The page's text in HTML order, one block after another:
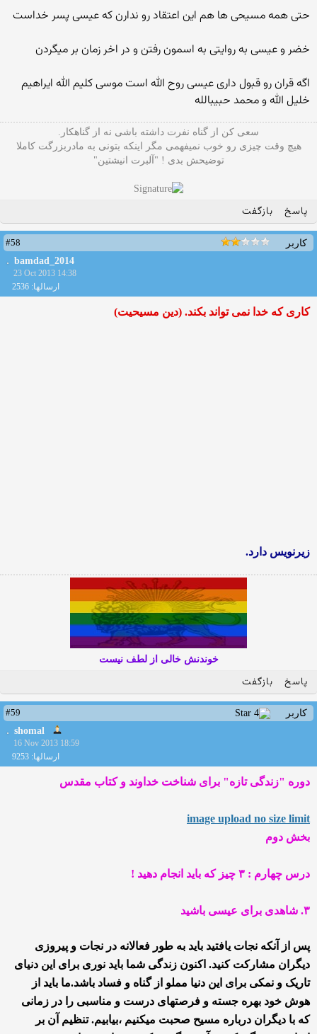
حتی همه مسیحی ها هم این اعتقاد رو ندارن که عیسی پسر خداست
خضر و عیسی به روایتی به اسمون رفتن و در اخر زمان بر میگردن
اگه قران رو قبول داری عیسی روح الله است موسی کلیم الله ایراهیم
خلیل الله و محمد حبیبالله
سعی کن از گناه نفرت داشته باشی نه از گناهکار.
هیچ وقت چیزی رو خوب نمیفهمی مگر اینکه بتونی به مادربزرگت کاملا
توضیحش بدی ! "آلبرت انیشتین"
پاسخ بازگفت
کاربر
#58
bamdad_2014
23 Oct 2013 14:38
ارسالها: 2536
کاری که خدا نمی تواند بکند. (دین مسیحیت)
زیرنویس دارد.
خوندنش خالی از لطف نیست
پاسخ بازگفت
کاربر
#59
shomal
16 Nov 2013 18:59
ارسالها: 9253
دوره "زندگی تازه" برای شناخت خداوند و کتاب مقدس
image upload no size limit
بخش دوم
درس چهارم : ۳ چیز که باید انجام دهید !
۳. شاهدی برای عیسی باشید
پس از آنکه نجات یافتید باید به طور فعالانه در نجات و پیروزی
دیگران مشارکت کنید. اکنون زندگی شما باید نوری برای این دنیای
تاریک و نمکی برای این دنیا مملو از گناه و فساد باشد.ما باید از
هوش خود بهره جسته و فرصتهای درست و مناسبی را در زمانی
که با دیگران درباره مسیح صحبت میکنیم ،بیابیم. تنظیم آن بر